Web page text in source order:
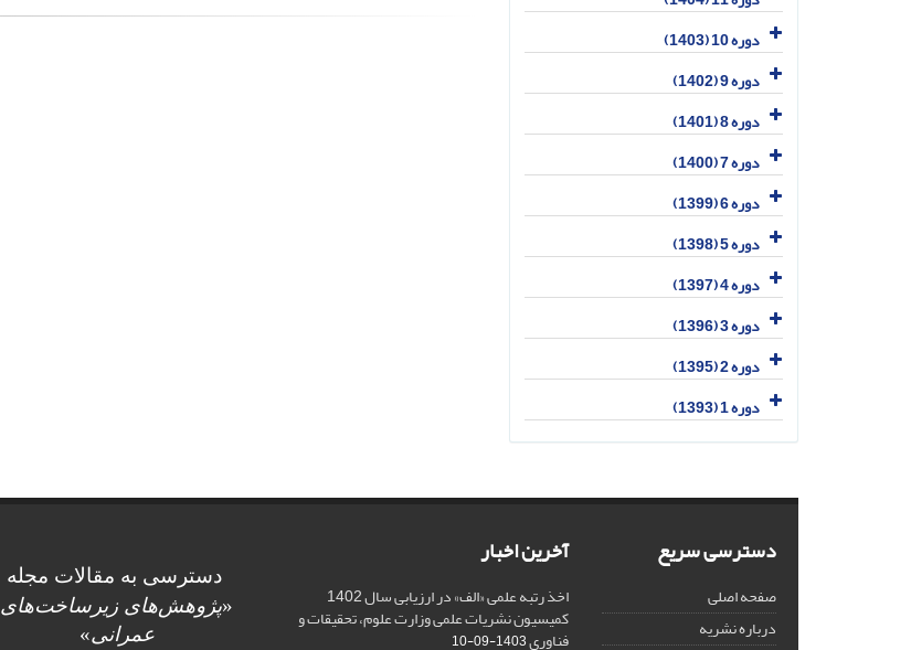
دوره 10 (1403)
دوره 9 (1402)
دوره 8 (1401)
دوره 7 (1400)
دوره 6 (1399)
دوره 5 (1398)
دوره 4 (1397)
دوره 3 (1396)
دوره 2 (1395)
دوره 1 (1393)
دسترسی سریع
صفحه اصلی
درباره نشریه
آخرین اخبار
اخذ رتبه علمی «الف» در ارزیابی سال 1402
کمیسیون نشریات علمی وزارت علوم، تحقیقات و
فناوری1403-09-10
دسترسی به مقالات مجله
«پژوهش‌های زیرساخت‌های
عمرانی»